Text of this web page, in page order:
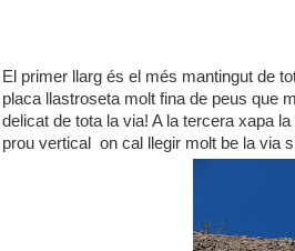
El primer llarg és el més mantingut de
placa llastroseta molt fina de peus que
delicat de tota la via! A la tercera xapa
prou vertical on cal llegir molt be la via